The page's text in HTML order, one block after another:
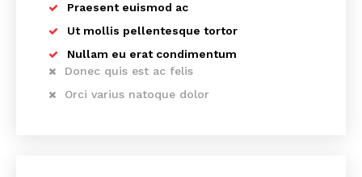
Praesent euismod ac
Ut mollis pellentesque tortor
Nullam eu erat condimentum
Donec quis est ac felis
Orci varius natoque dolor